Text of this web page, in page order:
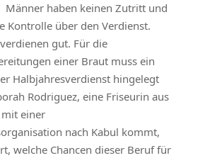
Männer haben keinen Zutritt und
Kontrolle über den Verdienst.
gut. Für die
einer Braut muss ein
Halbjahresverdienst hingelegt
Rodriguez, eine Friseurin aus
einer
nach Kabul kommt,
welche Chancen dieser Beruf für